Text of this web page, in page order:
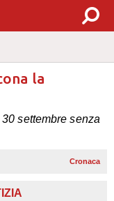
la
settembre senza
Cronaca